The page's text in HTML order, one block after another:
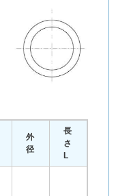
外
径
長
さ
L